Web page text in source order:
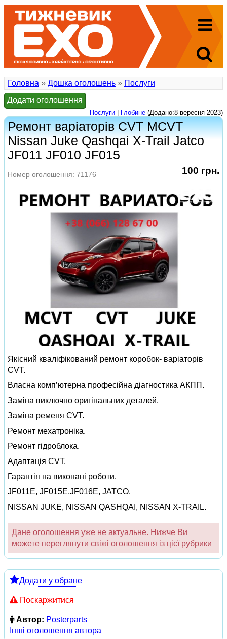
Головна » Дошка оголошень » Послуги
Додати оголошення
Послуги Глобине (Додано:8 вересня 2023)
Ремонт варіаторів CVT MCVT
Nissan Juke Qashqai X-Trail Jatco
JF011 JF010 JF015
100 грн.
Номер оголошення: 71176
Якісний кваліфікований ремонт коробок- варіаторів
CVT.
Власна комп’ютерна професійна діагностика АКПП.
Заміна виключно оригінальних деталей.
Заміна ременя CVT.
Ремонт мехатроніка.
Ремонт гідроблока.
Адаптація CVT.
Гарантія на виконані роботи.
JF011E, JF015E,JF016E, JATCO.
NISSAN JUKE, NISSAN QASHQAI, NISSAN X-TRAIL.
Дане оголошення уже не актуальне. Нижче Ви
можете переглянути свіжі оголошення із цієї рубрики
Додати у обране
Поскаржитися
Автор: Posterparts
Інші оголошення автора